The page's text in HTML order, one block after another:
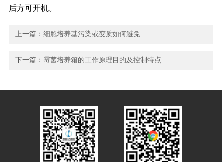
后方可开机。
上一篇：细胞培养基污染或变质如何避免
下一篇：霉菌培养箱的工作原理目的及控制特点